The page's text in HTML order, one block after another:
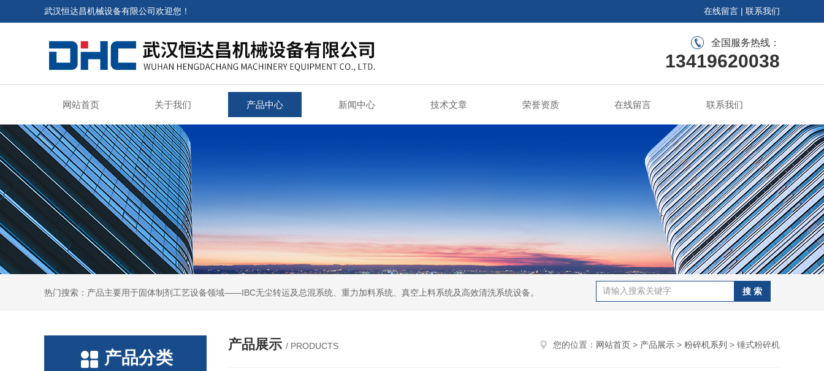
武汉恒达昌机械设备有限公司欢迎您！ 在线留言 | 联系我们
全国服务热线：
13419620038
网站首页 关于我们 产品中心 新闻中心 技术文章 荣誉资质 在线留言 联系我们
热门搜索：产品主要用于固体制剂工艺设备领域——IBC无尘转运及总混系统、重力加料系统、真空上料系统及高效清洗系统设备。
产品分类
产品展示 / PRODUCTS 您的位置： 网站首页 > 产品展示 > 粉碎机系列 > 锤式粉碎机